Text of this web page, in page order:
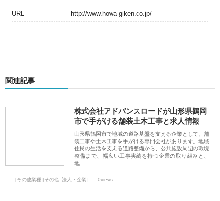
URL http://www.howa-giken.co.jp/
関連記事
株式会社アドバンスロードが山形県鶴岡
市で手がける舗装土木工事と求人情報
山形県鶴岡市で地域の道路基盤を支える企業として、舗
装工事や土木工事を手がける専門会社があります。地域
住民の生活を支える道路整備から、公共施設周辺の環境
整備まで、幅広い工事実績を持つ企業の取り組みと、
地…
[その他業種][その他_法人・企業] 0views